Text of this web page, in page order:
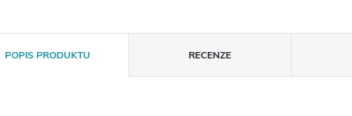
POPIS PRODUKTU RECENZE